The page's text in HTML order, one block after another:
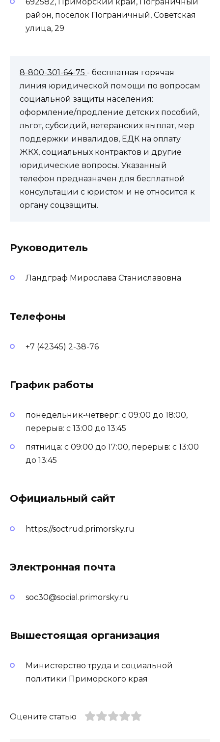
район, поселок Пограничный, Советская
улица, 29
8-800-301-64-75 - бесплатная горячая
линия юридической помощи по вопросам
социальной защиты населения:
оформление/продление детских пособий,
льгот, субсидий, ветеранских выплат, мер
поддержки инвалидов, ЕДК на оплату
ЖКХ, социальных контрактов и другие
юридические вопросы. Указанный
телефон предназначен для бесплатной
консультации с юристом и не относится к
органу соцзащиты.
Руководитель
Ландграф Мирослава Станиславовна
Телефоны
+7 (42345) 2-38-76
График работы
понедельник-четверг: с 09:00 до 18:00,
перерыв: с 13:00 до 13:45
пятница: с 09:00 до 17:00, перерыв: с 13:00
до 13:45
Официальный сайт
https://soctrud.primorsky.ru
Электронная почта
soc30@social.primorsky.ru
Вышестоящая организация
Министерство труда и социальной
политики Приморского края
Оцените статью